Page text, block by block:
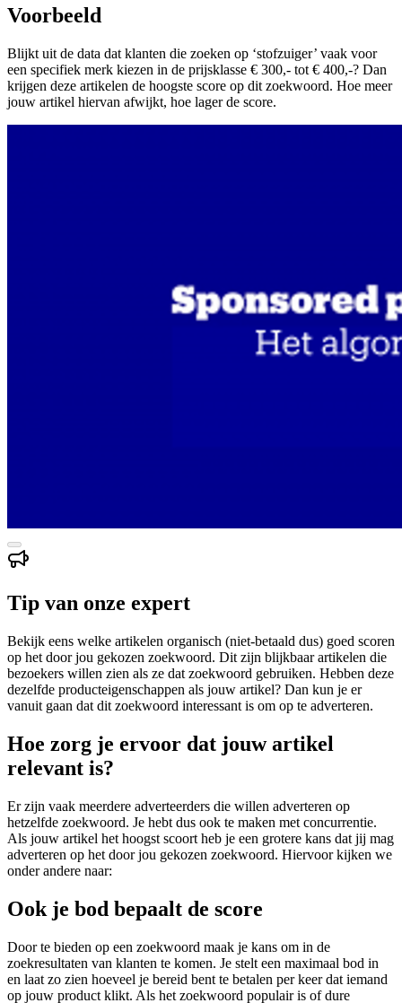
Voorbeeld
Blijkt uit de data dat klanten die zoeken op ‘stofzuiger’ vaak voor
een specifiek merk kiezen in de prijsklasse € 300,- tot € 400,-? Dan
krijgen deze artikelen de hoogste score op dit zoekwoord. Hoe meer
jouw artikel hiervan afwijkt, hoe lager de score.
Tip van onze expert
Bekijk eens welke artikelen organisch (niet-betaald dus) goed scoren
op het door jou gekozen zoekwoord. Dit zijn blijkbaar artikelen die
bezoekers willen zien als ze dat zoekwoord gebruiken. Hebben deze
dezelfde producteigenschappen als jouw artikel? Dan kun je er
vanuit gaan dat dit zoekwoord interessant is om op te adverteren.
Hoe zorg je ervoor dat jouw artikel
relevant is?
Er zijn vaak meerdere adverteerders die willen adverteren op
hetzelfde zoekwoord. Je hebt dus ook te maken met concurrentie.
Als jouw artikel het hoogst scoort heb je een grotere kans dat jij mag
adverteren op het door jou gekozen zoekwoord. Hiervoor kijken we
onder andere naar:
Ook je bod bepaalt de score
Door te bieden op een zoekwoord maak je kans om in de
zoekresultaten van klanten te komen. Je stelt een maximaal bod in
en laat zo zien hoeveel je bereid bent te betalen per keer dat iemand
op jouw product klikt. Als het zoekwoord populair is of dure